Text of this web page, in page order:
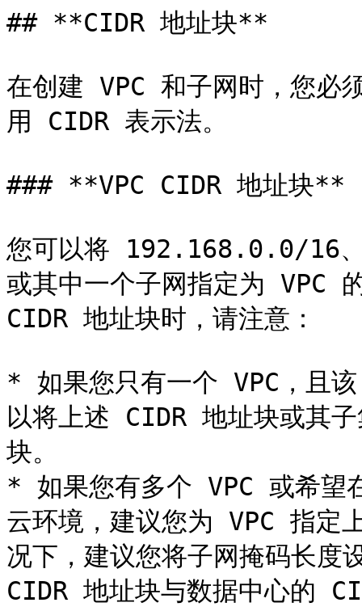
## **CIDR 地址块**
在创建 VPC 和子网时，您必
用 CIDR 表示法。
### **VPC CIDR 地址块**
您可以将 192.168.0.0/
或其中一个子网指定为 VPC
CIDR 地址块时，请注意：
* 如果您只有一个 VPC，且
以将上述 CIDR 地址块或其
块。
* 如果您有多个 VPC 或希望
云环境，建议您为 VPC 指定
况下，建议您将子网掩码长
CIDR 地址块与数据中心的